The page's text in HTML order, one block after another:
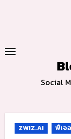
Social
ZWIZ.AI ฟีเจ